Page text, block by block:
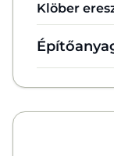
Klöber